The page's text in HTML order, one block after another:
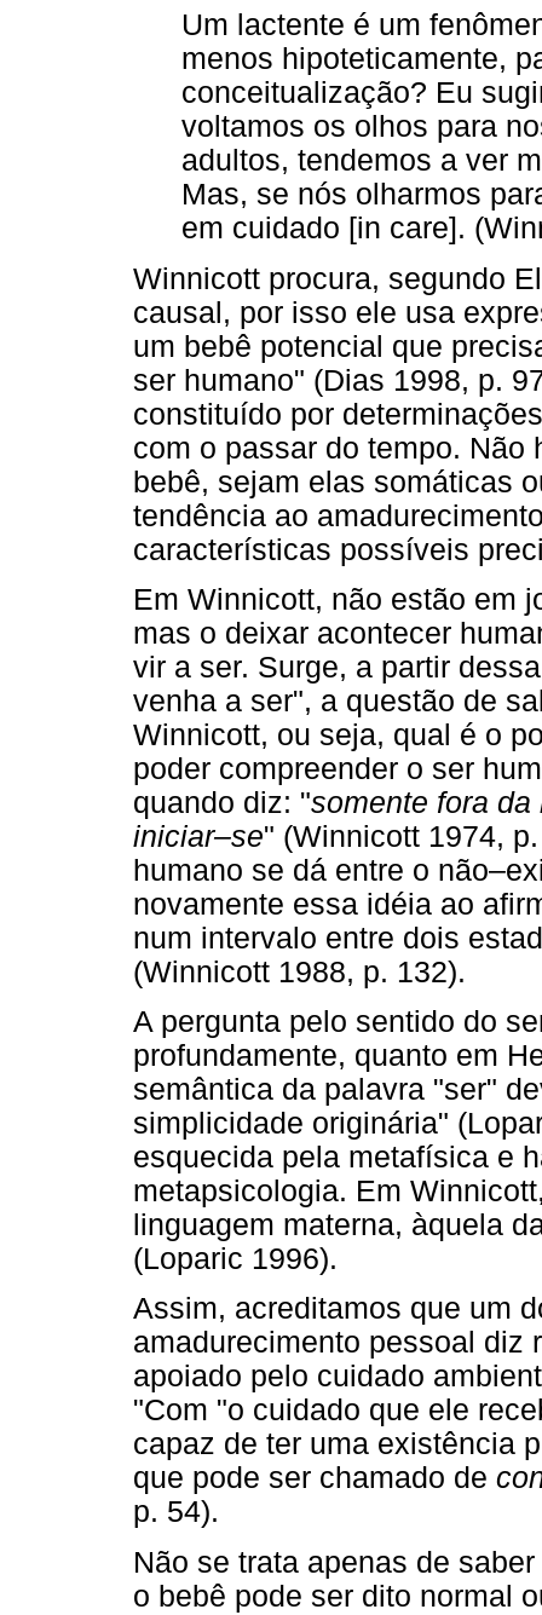
Um lactente é um
menos hipoteticamente,
conceitualização? Eu
voltamos os olhos para
adultos, tendemos a ver
Mas, se nós olharmos
em cuidado [in care].
Winnicott procura, segundo
causal, por isso ele usa
um bebê potencial que
ser humano" (Dias 1998, p.
constituído por
com o passar do tempo.
bebê, sejam elas somáticas
tendência ao
características possíveis
Em Winnicott, não estão em
mas o deixar acontecer
vir a ser. Surge, a partir
venha a ser", a questão de
Winnicott, ou seja, qual é o
poder compreender o ser
quando diz: "somente fora
iniciar–se" (Winnicott 1974,
humano se dá entre o
novamente essa idéia ao
num intervalo entre dois
(Winnicott 1988, p. 132).
A pergunta pelo sentido do
profundamente, quanto em
semântica da palavra "ser"
simplicidade originária"
esquecida pela metafísica e
metapsicologia. Em
linguagem materna, àquela
(Loparic 1996).
Assim, acreditamos que um
amadurecimento pessoal diz
apoiado pelo cuidado
"Com "o cuidado que ele
capaz de ter uma existência
que pode ser chamado de
p. 54).
Não se trata apenas de
o bebê pode ser dito normal